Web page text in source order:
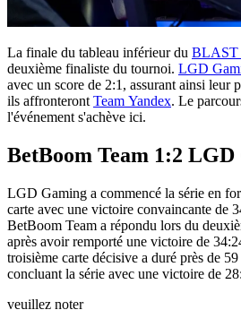
La finale du tableau inférieur du BLAST
deuxième finaliste du tournoi. LGD
avec un score de 2:1, assurant ainsi leur
ils affronteront Team Yandex. Le
l'événement s'achève ici.
BetBoom Team 1:2
LGD Gaming a commencé la série en
carte avec une victoire convaincante de
BetBoom Team a répondu lors du
après avoir remporté une victoire de
troisième carte décisive a duré près de
concluant la série avec une victoire de
veuillez noter